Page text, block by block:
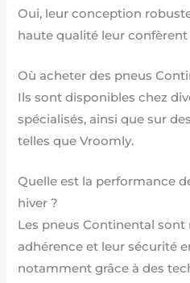
Oui, leur conception
haute qualité leur
Où acheter des pneus
Ils sont disponibles chez
spécialisés, ainsi que sur
telles que Vroomly.
Quelle est la performance
hiver ?
Les pneus Continental
adhérence et leur sécurité
notamment grâce à des